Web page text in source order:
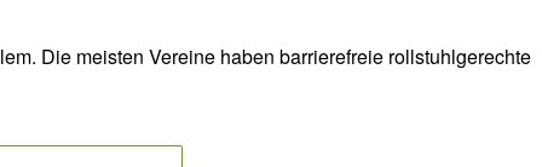
Die meisten Vereine haben barrierefreie rollstuhlgerechte